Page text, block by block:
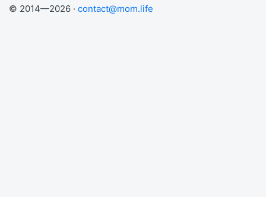
© 2014—2026 · contact@mom.life